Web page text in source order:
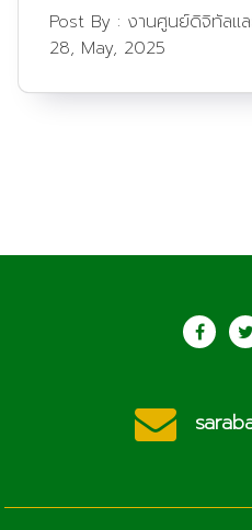
Post By : งานศูนย์ดิจิทัลแ
28, May, 2025